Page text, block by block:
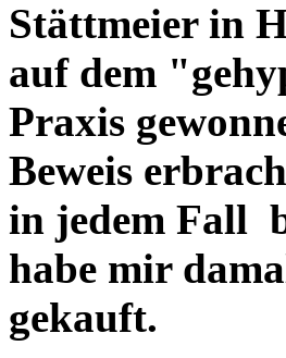
Stättmeier in
auf dem
Praxis
Beweis
in jedem Fall
habe mir
gekauft.